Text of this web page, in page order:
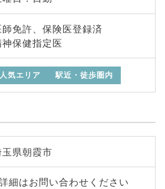
師免許、保険医登録済
神保健指定医
人気エリア 駅近・徒歩圏内
玉県朝霞市
細はお問い合わせください